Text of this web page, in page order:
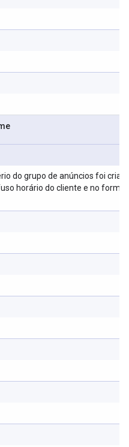
do grupo de anúncios foi
horário do cliente e no